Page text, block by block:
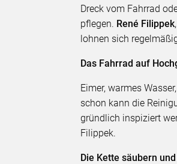
Dreck vom Fahrrad
pflegen. René Filippek
lohnen sich
Das Fahrrad auf
Eimer, warmes
schon kann die
gründlich inspiziert
Filippek.
Die Kette säubern